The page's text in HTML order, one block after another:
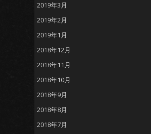
2019年3月
2019年2月
2019年1月
2018年12月
2018年11月
2018年10月
2018年9月
2018年8月
2018年7月